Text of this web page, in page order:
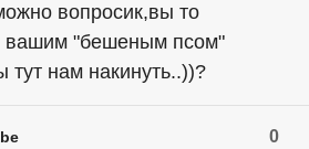
вопросик,вы то
вашим "бешеным псом"
тут нам накинуть..))?
0